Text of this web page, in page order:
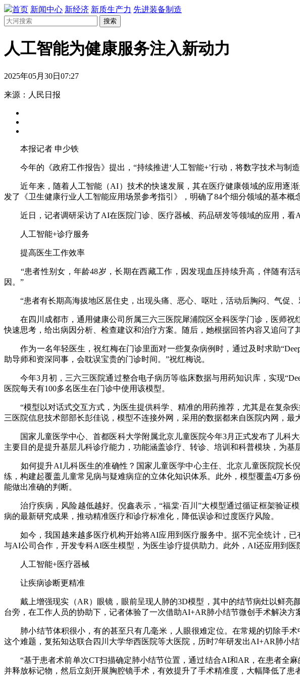
首页 新闻中心 新经济 新质生产力 先进装备制造
搜索
人工智能为健康服务注入新动力
2025年05月30日07:27
来源：人民日报
本报记者 申少铁
今年的《政府工作报告》提出，“持续推进‘人工智能+’行动，将数字技术与制
近年来，随着人工智能（AI）技术的快速发展，其在医疗健康领域的应用逐渐
发了《卫生健康行业人工智能应用场景参考指引》，明确了84个细分领域的基本概
近日，记者调研采访了AI在医院门诊、医疗器械、药品研发等领域的应用，看
人工智能+诊疗服务
提高医生工作效率
“患者性别女，年龄48岁，长期在西藏工作，因发现血压持续升高，伴随有
因。”
“患者有长期高海拔地区居住史，出现头痛、恶心、呕吐，活动后胸闷、气促
在四川成都市，通用健康公司所属三六三医院犀浦院区全科医学门诊，医师祝
快速思考，给出病因分析、检查建议和治疗方案。随后，她根据回答内容又追问
作为一名年轻医生，祝红梅在门诊里面对一些复杂病例时，通过及时求助
助导师和资深同事，会耽误宝贵的门诊时间。”祝红梅说。
今年3月初，三六三医院通过整合电子病历等临床数据与用药知识库，实现
医院每天有100多名医生在门诊中使用该模型。
“模型以对话式交互方式，为医生提供科学、精准的用药推荐，尤其是在复杂
三医院信息技术部部长彭佳说，模型不连接外网，采用的数据都来自医院内网，最
国家儿童医学中心、首都医科大学附属北京儿童医院今年3月正式发布了儿科
主要目的是提升基层儿科诊疗能力，功能涵盖诊疗、转诊、培训和科普模块，为
如何提升AI儿科医生的准确性？国家儿童医学中心主任、北京儿童医院院长倪
练，构建起覆盖儿童常见病与疑难病症的立体化知识体系。此外，模型覆盖4万
能做出准确的判断。
治疗疾病，风险越低越好。倪鑫表示，“福棠·百川”大模型通过循证框架验证
病的最新研究成果，推动精准医疗和诊疗标准化，降低误诊和过度医疗风险。
如今，我国越来越多医疗机构开始将AI应用到医疗服务中。据不完全统计，已
与AI公司合作，开发专科AI医生模型，为医生诊疗提供助力。此外，AI还应用到
人工智能+医疗器械
让疾病诊断更精准
戴上增强现实（AR）眼镜，眼前呈现人肺的3D模型，其中的结节病灶以鲜亮
台旁，在工作人员的协助下，记者体验了一次借助AI+AR肺小结节微创手术解决方
肺小结节体积很小，有的甚至只有几毫米，人眼很难定位。在常规的切除手术
这个难题，复拓知达联合四川大学华西医院等大医院，历时7年研发出AI+AR肺小
“基于患者术前单次CT扫描确定肺小结节位置，通过结合AI和AR，在患者全麻
并释放标记物，然后立刻开展胸腔镜手术，有效提升了手术精准度，大幅降低了